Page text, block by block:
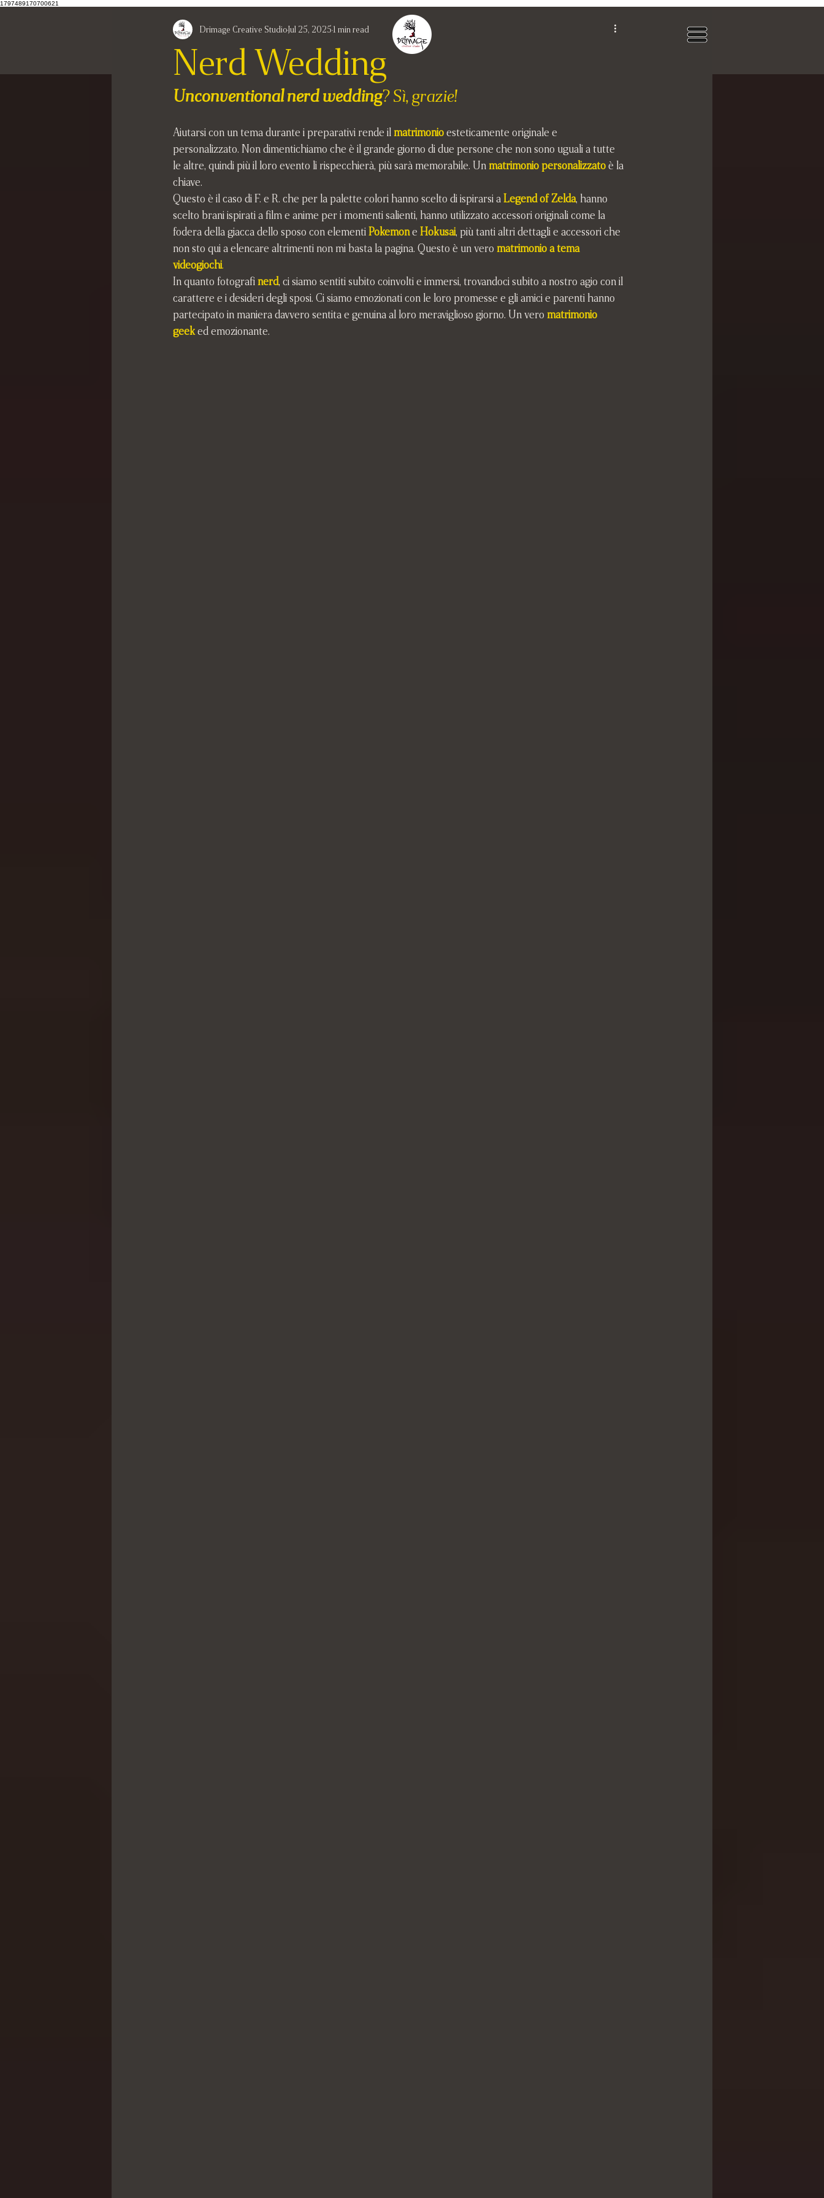
1797489170700621
Nerd Wedding
Drimage Creative StudioJul 25, 20251 min read
Unconventional nerd wedding? Sì, grazie!
Aiutarsi con un tema durante i preparativi rende il matrimonio esteticamente originale e
personalizzato. Non dimentichiamo che è il grande giorno di due persone che non sono uguali a tutte
le altre, quindi più il loro evento li rispecchierà, più sarà memorabile. Un matrimonio personalizzato è la
chiave.
Questo è il caso di F. e R. che per la palette colori hanno scelto di ispirarsi a Legend of Zelda, hanno
scelto brani ispirati a film e anime per i momenti salienti, hanno utilizzato accessori originali come la
fodera della giacca dello sposo con elementi Pokemon e Hokusai, più tanti altri dettagli e accessori che
non sto qui a elencare altrimenti non mi basta la pagina. Questo è un vero matrimonio a tema
videogiochi.
In quanto fotografi nerd, ci siamo sentiti subito coinvolti e immersi, trovandoci subito a nostro agio con il
carattere e i desideri degli sposi. Ci siamo emozionati con le loro promesse e gli amici e parenti hanno
partecipato in maniera davvero sentita e genuina al loro meraviglioso giorno. Un vero matrimonio
geeked emozionante.